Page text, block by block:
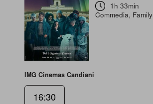
1h 33min
Commedia, Family
IMG Cinemas Candiani
16:30